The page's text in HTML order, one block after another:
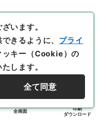
全画面
印刷
ダウンロード
います。
きるように、 プライ
ッキー（Cookie）の
します。
全て同意